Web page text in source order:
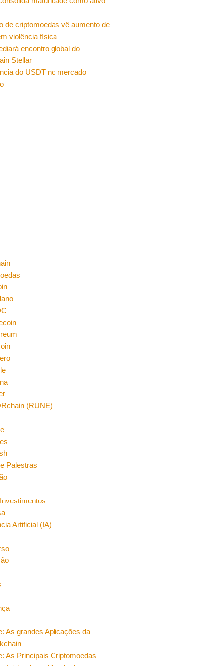
de criptomoedas vê aumento de
violência física
encontro global do
Stellar
do USDT no mercado
(RUNE)
Palestras
Artificial (IA)
As grandes Aplicações da
As Principais Criptomoedas